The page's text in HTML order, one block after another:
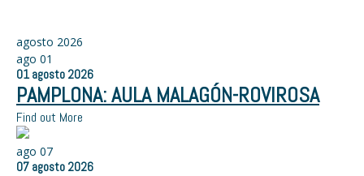
agosto 2026
ago 01
01 agosto 2026
PAMPLONA: AULA MALAGÓN-ROVIROSA
Find out More
ago 07
07 agosto 2026